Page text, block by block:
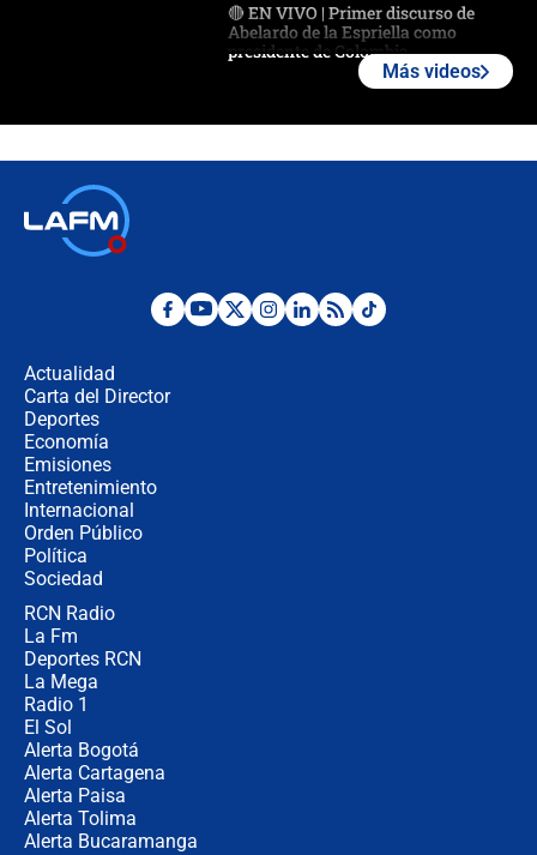
🔴 EN VIVO | Primer discurso de
Abelardo de la Espriella como
presidente de Colombia
Desde dermatitis hasta infecciones:
Más videos
Actualidad
Carta del Director
Deportes
Economía
Emisiones
Entretenimiento
Internacional
Orden Público
Política
Sociedad
RCN Radio
La Fm
Deportes RCN
La Mega
Radio 1
El Sol
Alerta Bogotá
Alerta Cartagena
Alerta Paisa
Alerta Tolima
Alerta Bucaramanga